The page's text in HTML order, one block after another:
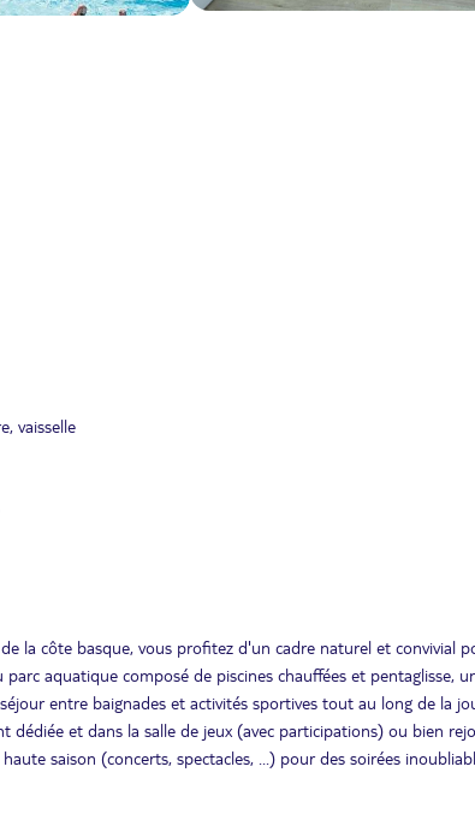
vaisselle
la côte basque, vous profitez d'un cadre naturel et convivial
aquatique composé de piscines chauffées et pentaglisse,
entre baignades et activités sportives tout au long de la
et dans la salle de jeux (avec participations) ou bien
saison (concerts, spectacles, ...) pour des soirées